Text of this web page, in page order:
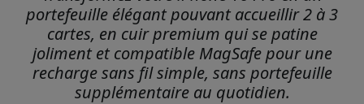
portefeuille élégant pouvant accueillir 2 à 3
cartes, en cuir premium qui se patine
joliment et compatible MagSafe pour une
recharge sans fil simple, sans portefeuille
supplémentaire au quotidien.